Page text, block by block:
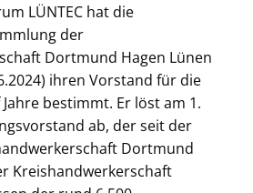
LÜNTEC hat die
der
Dortmund Hagen Lünen
ihren Vorstand für die
bestimmt. Er löst am 1.
ab, der seit der
Dortmund
Kreishandwerkerschaft